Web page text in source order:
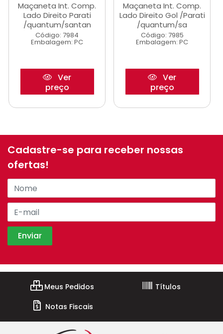
Maçaneta Int. Comp.
Lado Direito Parati
/quantum/santan
Código: 7984
Embalagem: PC
Ver
preço
Maçaneta Int. Comp.
Lado Direito Gol /Parati
/quantum/sa
Código: 7985
Embalagem: PC
Ver
preço
Cadastre-se para receber nossas
ofertas!
Meus Pedidos
Títulos
Notas Fiscais